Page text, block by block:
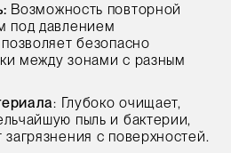
Возможность повторной
под давлением
безопасно
между зонами с разным
: Глубоко очищает,
пыль и бактерии,
с поверхностей.